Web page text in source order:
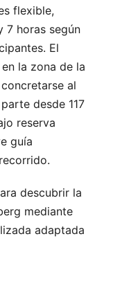
flexible,
7 horas según
El
la zona de la
al
desde 117
reserva
guía
descubrir la
mediante
adaptada